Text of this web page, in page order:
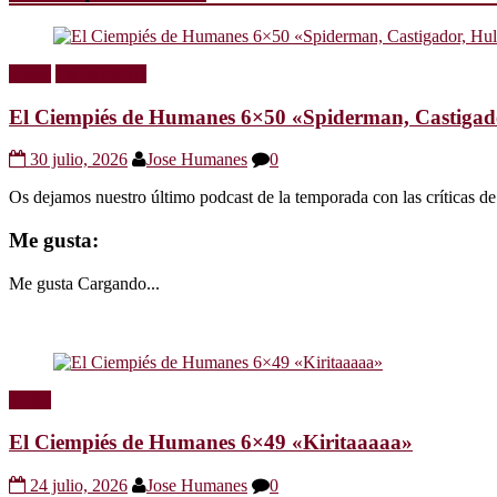
El Ciempiés de Humanes 6×50 «Spiderman,
30 julio, 2026 Jose Humanes
0
Os dejamos nuestro último podcast de la temporada con las
Me gusta:
Me gusta Cargando...
El Ciempiés de Humanes 6×49 «Kiritaaaaa»
24 julio, 2026 Jose Humanes 0